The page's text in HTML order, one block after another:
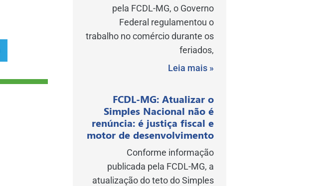
pela FCDL-MG, o Governo
Federal regulamentou o
trabalho no comércio durante os
feriados,
Leia mais »
FCDL-MG: Atualizar o
Simples Nacional não é
renúncia: é justiça fiscal e
motor de desenvolvimento
Conforme informação
publicada pela FCDL-MG, a
atualização do teto do Simples